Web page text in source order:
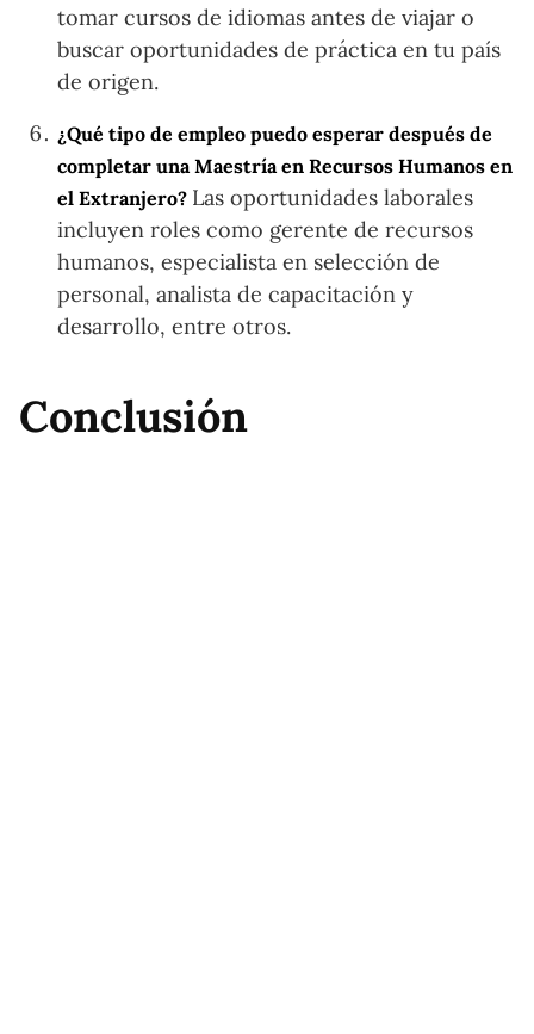
tomar cursos de idiomas antes de viajar o
buscar oportunidades de práctica en tu país
de origen.
¿Qué tipo de empleo puedo esperar después de
completar una Maestría en Recursos Humanos en
el Extranjero? Las oportunidades laborales
incluyen roles como gerente de recursos
humanos, especialista en selección de
personal, analista de capacitación y
desarrollo, entre otros.
Conclusión